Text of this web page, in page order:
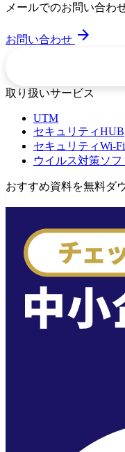
メールでのお問い合わ
お問い合わせ arrow_forward
取り扱いサービス
UTM
セキュリティHUB
セキュリティWi-Fi
ウイルス対策ソフ
おすすめ資料を無料ダ